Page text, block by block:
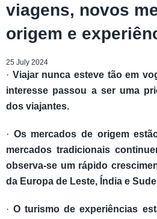
viagens, novos
origem e
25 July 2024
· Viajar nunca esteve tão em
interesse passou a ser uma
dos viajantes.
· Os mercados de origem
mercados tradicionais
observa-se um rápido
da Europa de Leste, Índia e
·O turismo de experiências